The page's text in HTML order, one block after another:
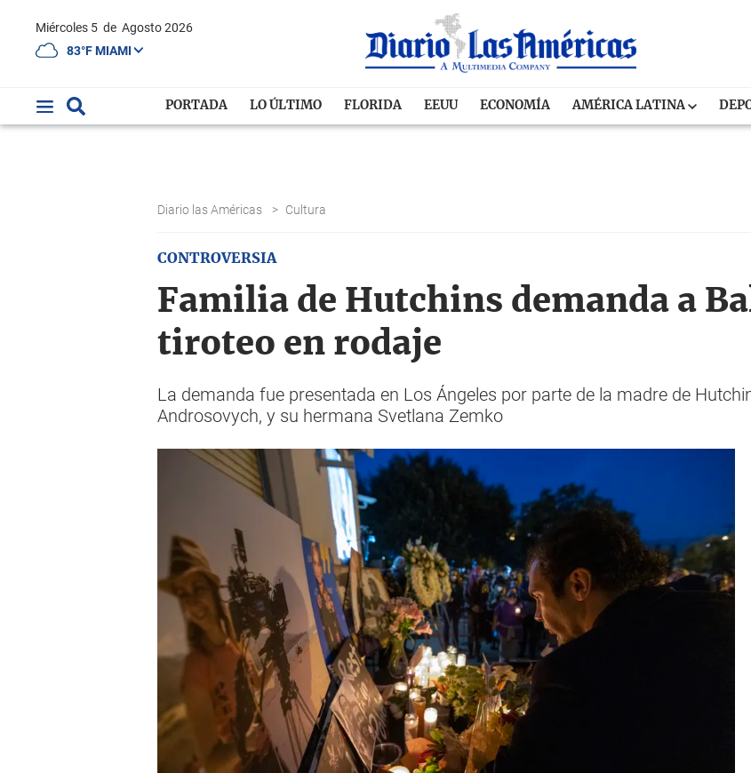
Miércoles 5 de Agosto 2026
83°F MIAMI
PORTADA LO ÚLTIMO FLORIDA EEUU ECONOMÍA AMÉRICA LATINA
Diario las Américas > Cultura
CONTROVERSIA
Familia de Hutchins demanda a
tiroteo en rodaje
La demanda fue presentada en Los Ángeles por parte de la madre de
Androsovych, y su hermana Svetlana Zemko